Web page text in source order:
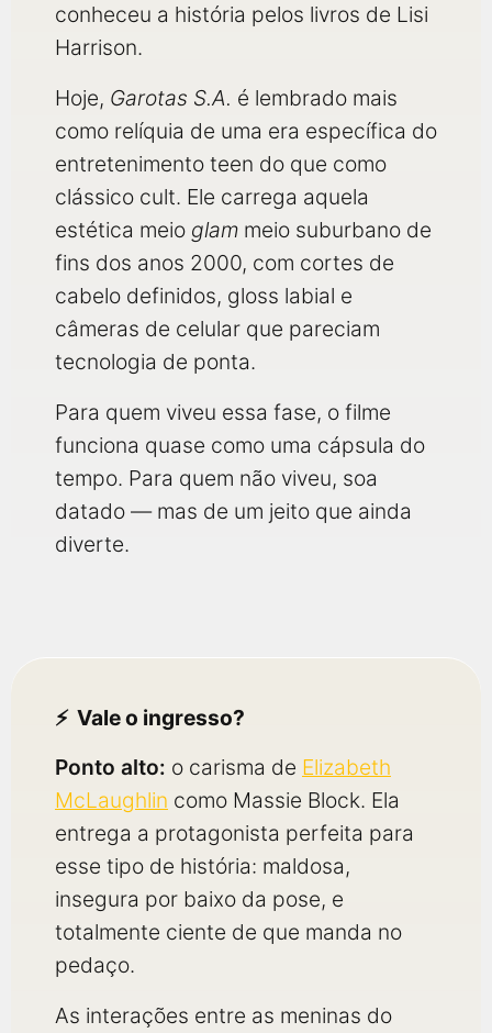
conheceu a história pelos livros de Lisi
Harrison.
Hoje, Garotas S.A. é lembrado mais
como relíquia de uma era específica do
entretenimento teen do que como
clássico cult. Ele carrega aquela
estética meio glam meio suburbano de
fins dos anos 2000, com cortes de
cabelo definidos, gloss labial e
câmeras de celular que pareciam
tecnologia de ponta.
Para quem viveu essa fase, o filme
funciona quase como uma cápsula do
tempo. Para quem não viveu, soa
datado — mas de um jeito que ainda
diverte.
Vale o ingresso?
Ponto alto: o carisma de Elizabeth
McLaughlin como Massie Block. Ela
entrega a protagonista perfeita para
esse tipo de história: maldosa,
insegura por baixo da pose, e
totalmente ciente de que manda no
pedaço.
As interações entre as meninas do